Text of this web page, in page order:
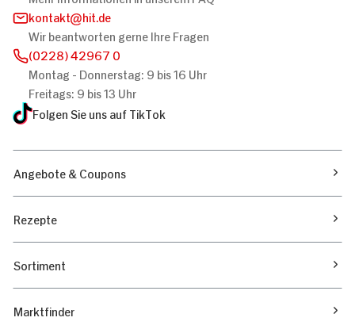
kontakt
hit.de
Wir beantworten gerne Ihre Fragen
(0228) 42967 0
Montag - Donnerstag: 9 bis 16 Uhr
Freitags: 9 bis 13 Uhr
Folgen Sie uns auf TikTok
Angebote & Coupons
Rezepte
Sortiment
Marktfinder